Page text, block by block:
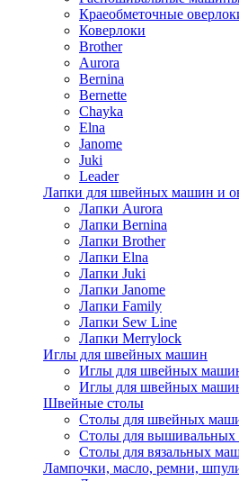
Краеобметочные
Коверлоки
Brother
Aurora
Bernina
Bernette
Chayka
Elna
Janome
Juki
Leader
Лапки для швейных машин и
Лапки Aurora
Лапки Bernina
Лапки Brother
Лапки Elna
Лапки Juki
Лапки Janome
Лапки Family
Лапки Sew Line
Лапки Merrylock
Иглы для швейных машин
Иглы для швейных
Иглы для швейных
Швейные столы
Столы для швейных
Столы для
Столы для вязальных
Лампочки, масло, ремни,